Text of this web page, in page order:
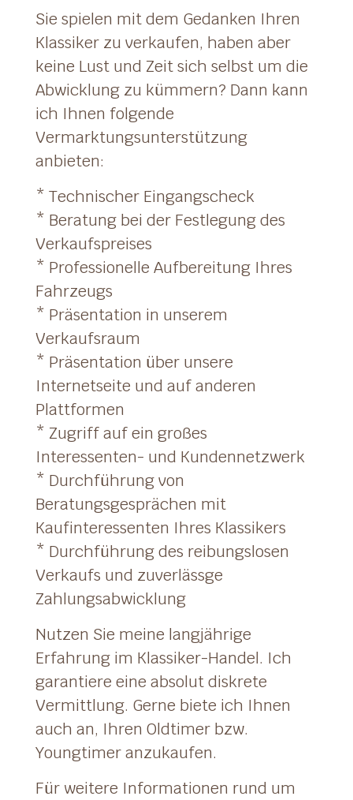
Sie spielen mit dem Gedanken Ihren
Klassiker zu verkaufen, haben aber
keine Lust und Zeit sich selbst um die
Abwicklung zu kümmern? Dann kann
ich Ihnen folgende
Vermarktungsunterstützung
anbieten:
* Technischer Eingangscheck
* Beratung bei der Festlegung des
Verkaufspreises
* Professionelle Aufbereitung Ihres
Fahrzeugs
* Präsentation in unserem
Verkaufsraum
* Präsentation über unsere
Internetseite und auf anderen
Plattformen
* Zugriff auf ein großes
Interessenten- und Kundennetzwerk
* Durchführung von
Beratungsgesprächen mit
Kaufinteressenten Ihres Klassikers
* Durchführung des reibungslosen
Verkaufs und zuverlässge
Zahlungsabwicklung
Nutzen Sie meine langjährige
Erfahrung im Klassiker-Handel. Ich
garantiere eine absolut diskrete
Vermittlung. Gerne biete ich Ihnen
auch an, Ihren Oldtimer bzw.
Youngtimer anzukaufen.
Für weitere Informationen rund um